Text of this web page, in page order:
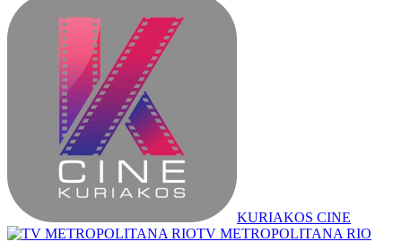
KURIAKOS CINE
TV METROPOLITANA RIO